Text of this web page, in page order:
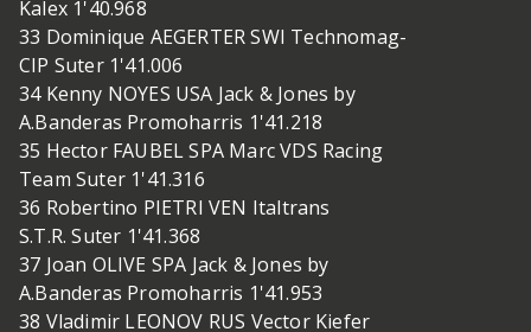
Kalex 1'40.968
33 Dominique AEGERTER SWI Technomag-
CIP Suter 1'41.006
34 Kenny NOYES USA Jack & Jones by
A.Banderas Promoharris 1'41.218
35 Hector FAUBEL SPA Marc VDS Racing
Team Suter 1'41.316
36 Robertino PIETRI VEN Italtrans
S.T.R. Suter 1'41.368
37 Joan OLIVE SPA Jack & Jones by
A.Banderas Promoharris 1'41.953
38 Vladimir LEONOV RUS Vector Kiefer